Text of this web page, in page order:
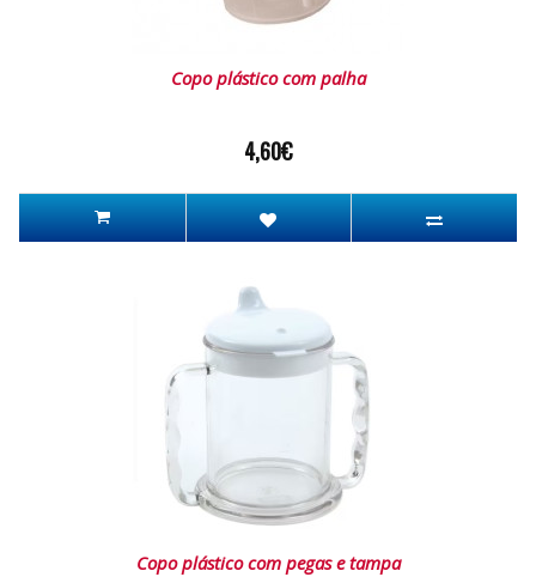
Copo plástico com palha
4,60€
Copo plástico com pegas e tampa